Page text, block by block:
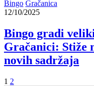
Bingo Gračanica
12/10/2025
Bingo gradi
Gračanici: Stiže
novih sadržaja
1 2